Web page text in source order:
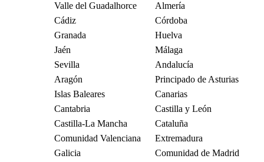
Valle del Guadalhorce
Almería
Cádiz
Córdoba
Granada
Huelva
Jaén
Málaga
Sevilla
Andalucía
Aragón
Principado de Asturias
Islas Baleares
Canarias
Cantabria
Castilla y León
Castilla-La Mancha
Cataluña
Comunidad Valenciana
Extremadura
Galicia
Comunidad de Madrid